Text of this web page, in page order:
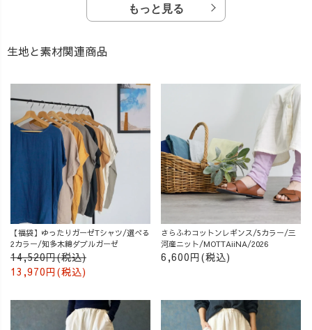
もっと見る
生地と素材関連商品
【福袋】ゆったりガーゼTシャツ/選べる
2カラー/知多木綿ダブルガーゼ
14,520円(税込)
13,970円(税込)
さらふわコットンレギンス/5カラー/三
河産ニット/MOTTAiiNA/2026
6,600円(税込)